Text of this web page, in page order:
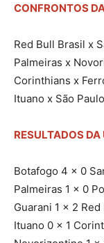
CONFRONTOS
Red Bull Brasil x
Palmeiras x
Corinthians x
Ituano x São Paulo
RESULTADOS
Botafogo 4 x 0
Palmeiras 1 x 0
Guarani 1 x 2
Ituano 0 x 1